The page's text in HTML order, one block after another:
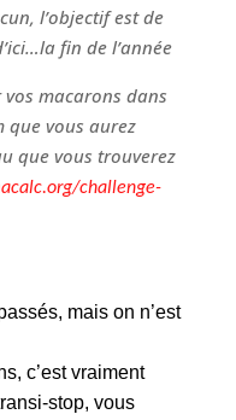
l’objectif est de
fin de l’année
macarons dans
que vous aurez
que vous trouverez
challenge-
mais on n’est
c’est vraiment
stop, vous